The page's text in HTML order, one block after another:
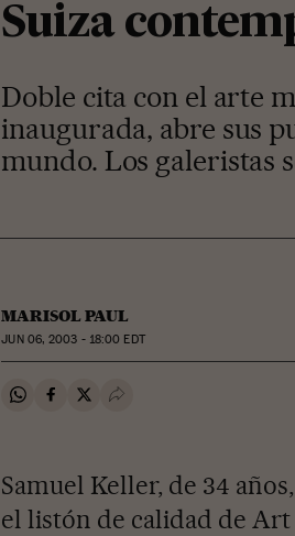
Suiza
Doble cita con el arte
inaugurada, abre sus
mundo. Los galeristas
MARISOL PAUL
JUN06, 2003 - 18:00 EDT
Compartir en Whatsapp
Compartir en Facebook
Compartir en Twitter
Desplegar Redes
Samuel Keller, de 34
el listón de calidad de